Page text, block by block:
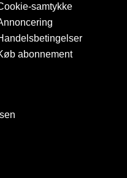
samtykke
abonnement